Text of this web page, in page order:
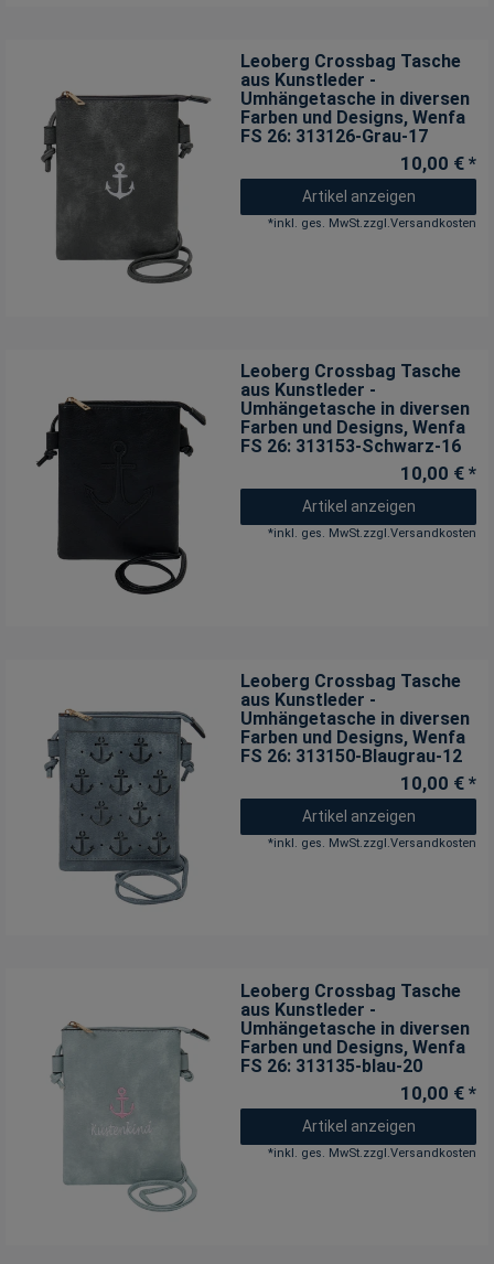
Leoberg Crossbag Tasche
aus Kunstleder -
Umhängetasche in diversen
Farben und Designs, Wenfa
FS 26: 313126-Grau-17
10,00 € *
Artikel anzeigen
*inkl. ges. MwSt.zzgl.Versandkosten
Leoberg Crossbag Tasche
aus Kunstleder -
Umhängetasche in diversen
Farben und Designs, Wenfa
FS 26: 313153-Schwarz-16
10,00 € *
Artikel anzeigen
*inkl. ges. MwSt.zzgl.Versandkosten
Leoberg Crossbag Tasche
aus Kunstleder -
Umhängetasche in diversen
Farben und Designs, Wenfa
FS 26: 313150-Blaugrau-12
10,00 € *
Artikel anzeigen
*inkl. ges. MwSt.zzgl.Versandkosten
Leoberg Crossbag Tasche
aus Kunstleder -
Umhängetasche in diversen
Farben und Designs, Wenfa
FS 26: 313135-blau-20
10,00 € *
Artikel anzeigen
*inkl. ges. MwSt. zzgl. Versandkosten